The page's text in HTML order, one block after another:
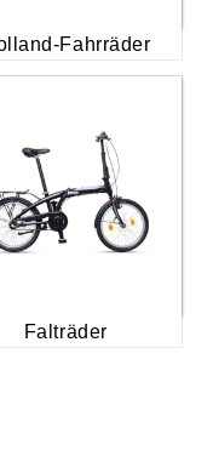
Fahrräder
Falträder